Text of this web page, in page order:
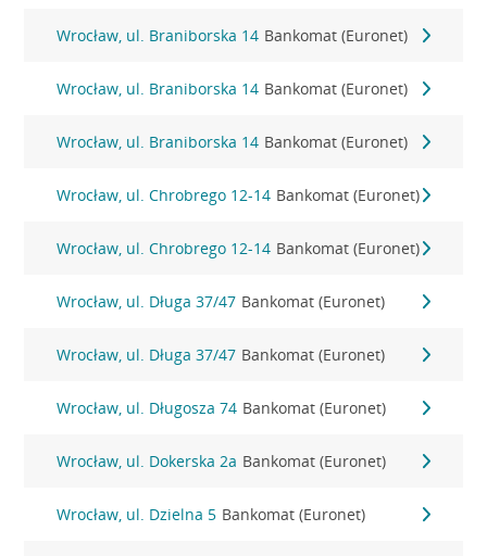
Wrocław, ul. Braniborska 14 Bankomat (Euronet)
Wrocław, ul. Braniborska 14 Bankomat (Euronet)
Wrocław, ul. Braniborska 14 Bankomat (Euronet)
Wrocław, ul. Chrobrego 12-14 Bankomat (Euronet)
Wrocław, ul. Chrobrego 12-14 Bankomat (Euronet)
Wrocław, ul. Długa 37/47 Bankomat (Euronet)
Wrocław, ul. Długa 37/47 Bankomat (Euronet)
Wrocław, ul. Długosza 74 Bankomat (Euronet)
Wrocław, ul. Dokerska 2a Bankomat (Euronet)
Wrocław, ul. Dzielna 5 Bankomat (Euronet)